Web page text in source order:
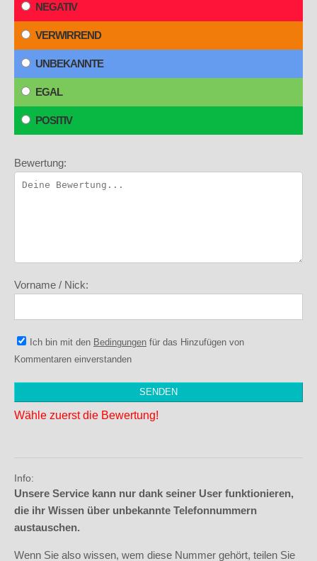
NEGATIV
VERWIRREND
UNBEKANNTE
EGAL
POSITIV
Bewertung:
Vorname / Nick:
Ich bin mit den Bedingungen für das Hinzufügen von
Kommentaren einverstanden
Wähle zuerst die Bewertung!
Info:
Unsere Service kann nur dank seiner User funktionieren,
die ihr Wissen über unbekannte Telefonnummern
austauschen.
Wenn Sie also wissen, wem diese Nummer gehört, teilen Sie